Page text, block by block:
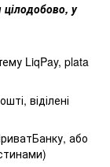
у
LiqPay, plata
віділені
або
)